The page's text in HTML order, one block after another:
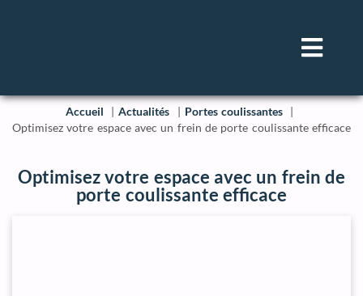
Accueil Actualités
Portes coulissantes
Optimisez votre espace avec un frein de porte coulissante efficace
Optimisez votre espace avec un frein de
porte coulissante efficace